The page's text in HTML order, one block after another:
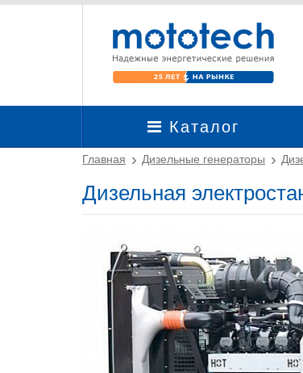
Каталог
Главная Дизельные генераторы
Дизельная